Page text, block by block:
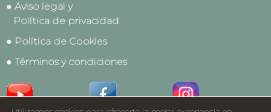
● Aviso legal y
Política de privacidad
● Política de Cookies
● Términos y condiciones